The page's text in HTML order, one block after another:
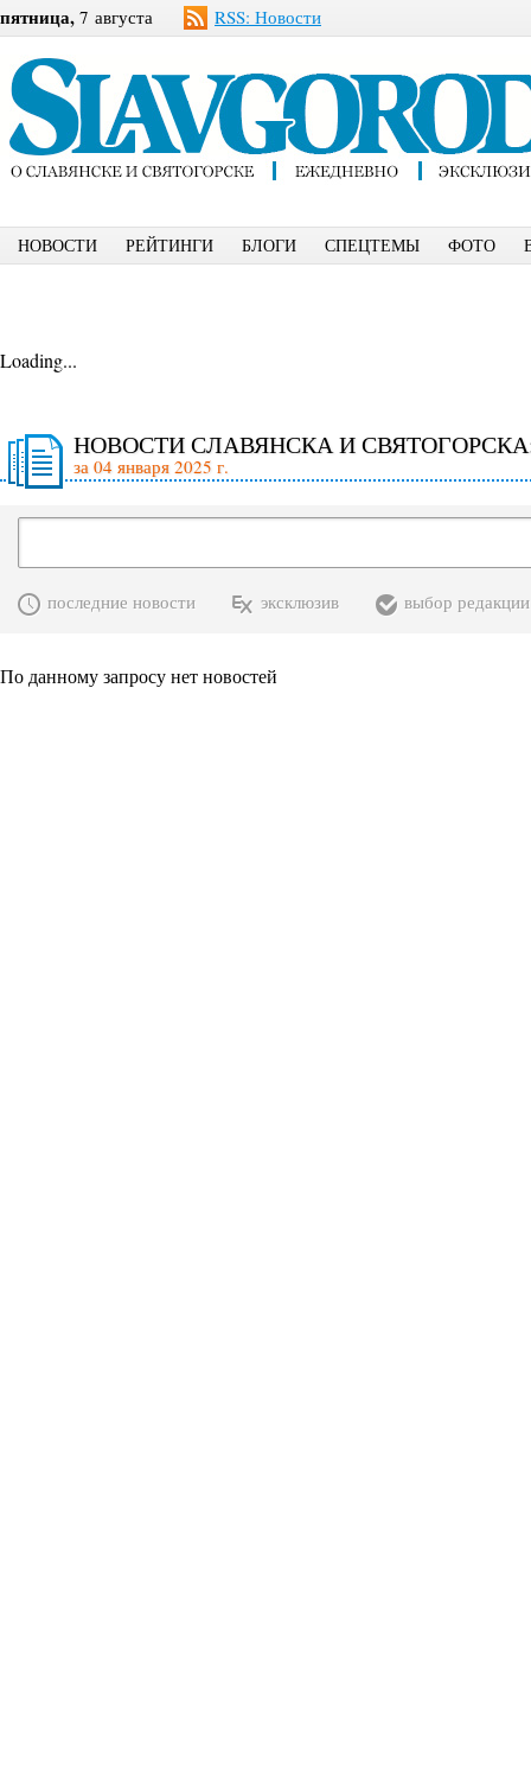
пятница, 7 августа RSS: Новости
НОВОСТИ РЕЙТИНГИ БЛОГИ СПЕЦТЕМЫ ФОТО
Loading...
НОВОСТИ СЛАВЯНСКА И
за 04 января 2025 г.
последние новости эксклюзив выбор редакции
По данному запросу нет новостей